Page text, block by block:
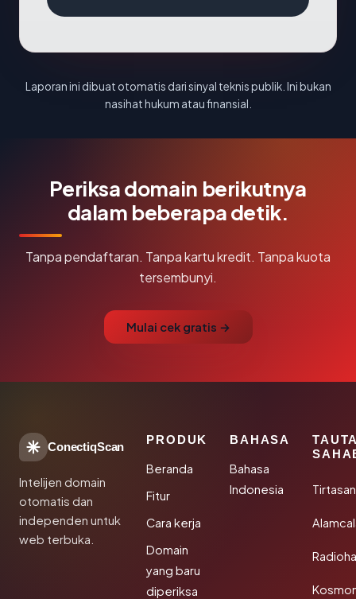
Laporan ini dibuat otomatis dari sinyal teknis publik. Ini bukan
nasihat hukum atau finansial.
Periksa domain berikutnya
dalam beberapa detik.
Tanpa pendaftaran. Tanpa kartu kredit. Tanpa kuota
tersembunyi.
Mulai cek gratis →
ConectiqScan
Intelijen domain
otomatis dan
independen untuk
web terbuka.
PRODUK
Beranda
Fitur
Cara kerja
Domain
yang baru
diperiksa
BAHASA
Bahasa
Indonesia